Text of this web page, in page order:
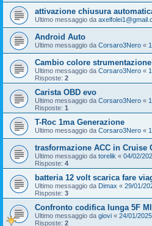
attivazione chiusura
Ultimo messaggio da
Android Auto
Ultimo messaggio da Corsaro3Nero «
Cambio colore strumentazione
Ultimo messaggio da Corsaro3Nero «
Risposte: 2
Carista OBD evo
Ultimo messaggio da Corsaro3Nero «
Risposte: 1
T-Roc 1ma Generazione
Ultimo messaggio da Corsaro3Nero «
trasformazione ACC in Cruise
Ultimo messaggio da torelik « 04/02/
Risposte: 4
batteria 12 volt scarica fare
Ultimo messaggio da Dimax « 29/01/
Risposte: 3
Confronto codifica lunga 5F
Ultimo messaggio da giovi « 24/01/
Risposte: 2